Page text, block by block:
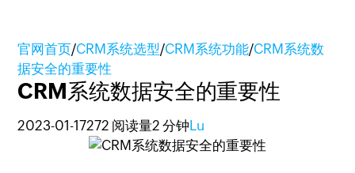
官网首页/CRM系统选型/CRM系统功能/CRM系统数
据安全的重要性
CRM系统数据安全的重要性
2023-01-17272 阅读量2 分钟 Lu